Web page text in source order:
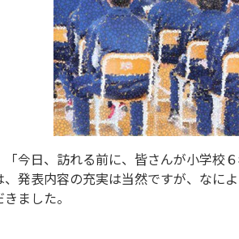
今日、訪れる前に、皆さんが小学校
発表内容の充実は当然ですが、なに
ました。